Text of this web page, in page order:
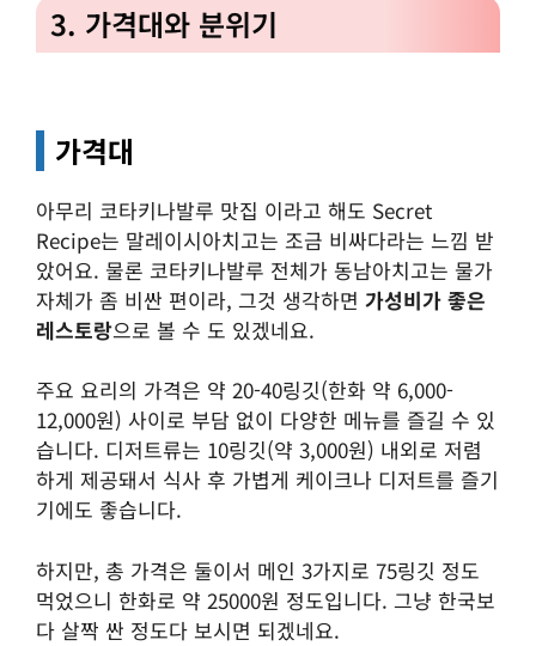
3. 가격대와 분위기
가격대
아무리 코타키나발루 맛집 이라고 해도 Secret
Recipe는 말레이시아치고는 조금 비싸다라는 느낌 받
았어요. 물론 코타키나발루 전체가 동남아치고는 물가
자체가 좀 비싼 편이라, 그것 생각하면 가성비가 좋은
레스토랑으로 볼 수 도 있겠네요.
주요 요리의 가격은 약 20-40링깃(한화 약 6,000-
12,000원) 사이로 부담 없이 다양한 메뉴를 즐길 수 있
습니다. 디저트류는 10링깃(약 3,000원) 내외로 저렴
하게 제공돼서 식사 후 가볍게 케이크나 디저트를 즐기
기에도 좋습니다.
하지만, 총 가격은 둘이서 메인 3가지로 75링깃 정도
먹었으니 한화로 약 25000원 정도입니다. 그냥 한국보
다 살짝 싼 정도다 보시면 되겠네요.